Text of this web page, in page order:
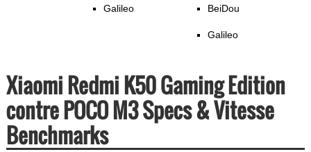
Galileo BeiDou
Galileo
Xiaomi Redmi K50 Gaming Edition
contre POCO M3 Specs & Vitesse
Benchmarks